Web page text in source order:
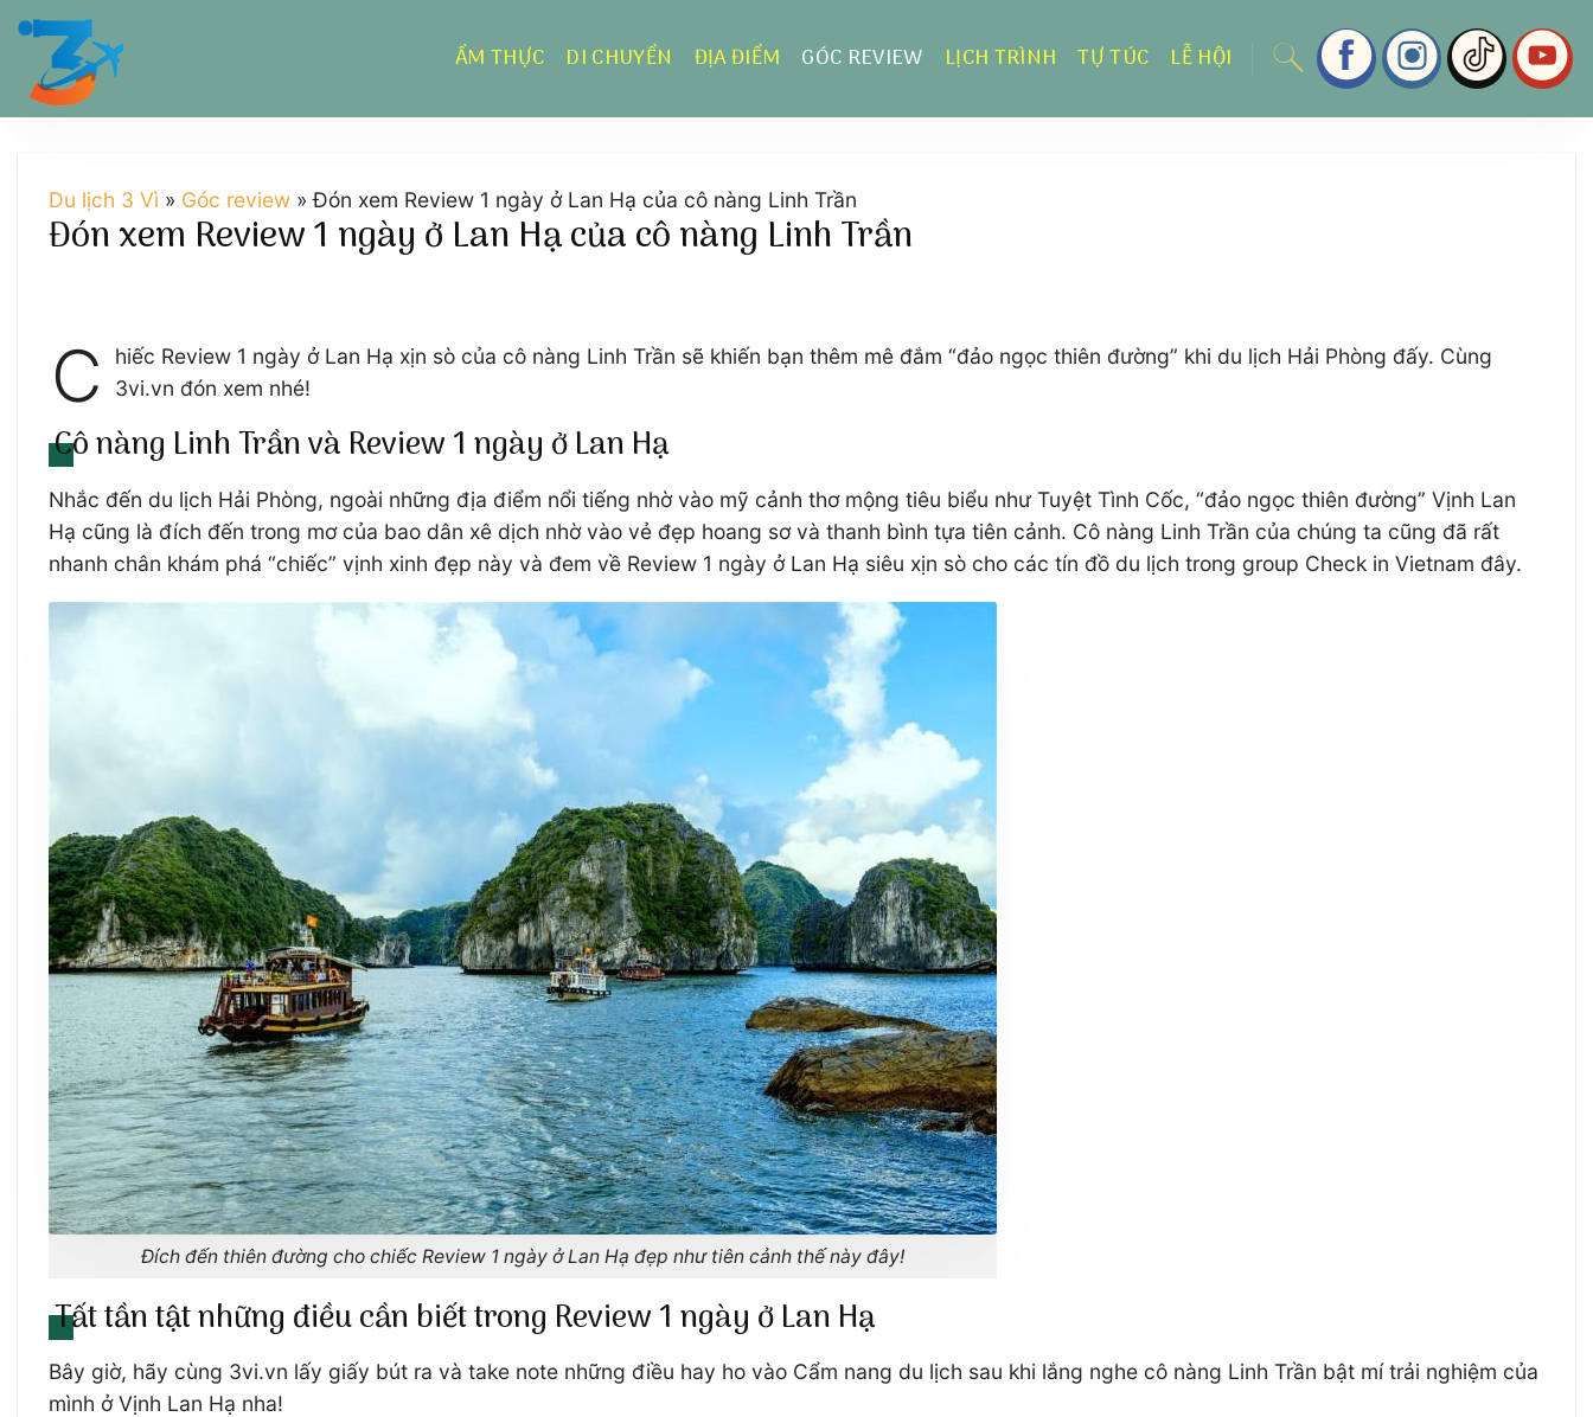
Chuyển
dung
ẨM THỰC DI CHUYỂN ĐỊA ĐIỂM GÓC REVIEW LỊCH TRÌNH TỰ TÚC LỄ HỘI
Du lịch 3 Vì » Góc review »Đón xem Review 1 ngày ở Lan Hạ của cô nàng Linh Trần
Đón xem Review 1 ngày ở Lan Hạ của cô nàng Linh Trần
C
hiếc Review 1 ngày ở Lan Hạ xịn sò của cô nàng Linh Trần sẽ khiến bạn thêm mê đắm “đảo ngọc thiên đường” khi du lịch Hải Phòng đấy. Cùng
3vi.vn đón xem nhé!
Cô nàng Linh Trần và Review 1 ngày ở Lan Hạ
Nhắc đến du lịch Hải Phòng, ngoài những địa điểm nổi tiếng nhờ vào mỹ cảnh thơ mộng tiêu biểu như Tuyệt Tình Cốc, “đảo ngọc thiên đường” Vịnh Lan
Hạ cũng là đích đến trong mơ của bao dân xê dịch nhờ vào vẻ đẹp hoang sơ và thanh bình tựa tiên cảnh. Cô nàng Linh Trần của chúng ta cũng đã rất
nhanh chân khám phá “chiếc” vịnh xinh đẹp này và đem về Review 1 ngày ở Lan Hạ siêu xịn sò cho các tín đồ du lịch trong group Check in Vietnam đây.
Đích đến thiên đường cho chiếc Review 1 ngày ở Lan Hạ đẹp như tiên cảnh thế này đây!
Tất tần tật những điều cần biết trong Review 1 ngày ở Lan Hạ
Bây giờ, hãy cùng 3vi.vn lấy giấy bút ra và take note những điều hay ho vào Cẩm nang du lịch sau khi lắng nghe cô nàng Linh Trần bật mí trải nghiệm của
mình ở Vịnh Lan Hạ nha!